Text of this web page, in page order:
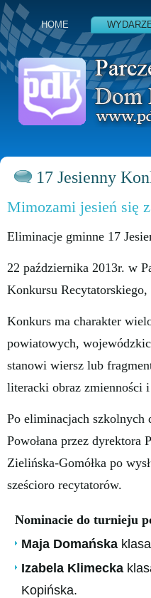
HOME
17 Jesienny
Mimozami jesień się
Eliminacje gminne 17
22 października 2013r. w
Konkursu
Konkurs ma charakter
powiatowych,
stanowi wiersz lub
literacki obraz zmienności
Po eliminacjach szkolnych
Powołana przez
Zielińska-Gomółka po
sześcioro recytatorów.
Nominacie do turnieju
Maja Domańska
Izabela Klimecka
Kopińska.